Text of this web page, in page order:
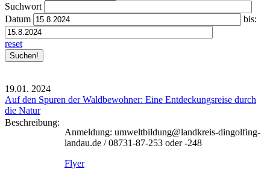
Suchwort
Datum
bis:
reset
19.01. 2024
Auf den Spuren der Waldbewohner: Eine Entdeckungsreise durch
die Natur
Beschreibung:
Anmeldung: umweltbildung@landkreis-dingolfing-
landau.de / 08731-87-253 oder -248
Flyer